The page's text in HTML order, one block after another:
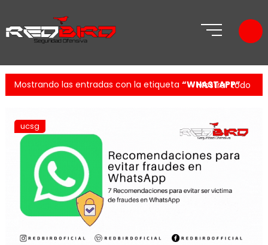
Mostrando las entradas con la etiqueta WHASTAPP
Mostrar todo
ucsg